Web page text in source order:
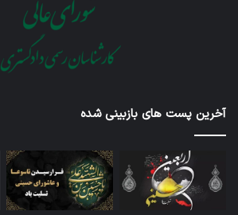
آخرین پست های بازبینی شده